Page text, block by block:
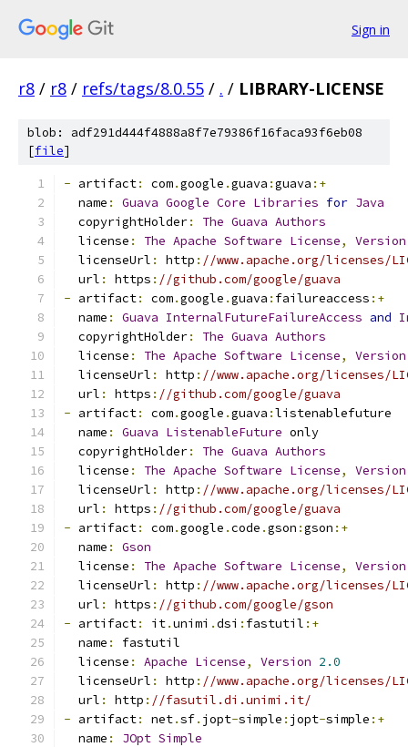
Sign in
r8 / r8 / refs/tags/8.0.55 / . / LIBRARY-LICENSE
blob: adf291d444f4888a8f7e79386f16faca93f6eb08
[file]
- artifact: com.google .guava :guava :+
  name
: Guava Google Core Libraries for Java
  copyrightHolder
: The Guava Authors
  license
: The Apache Software License,
Version
  licenseUrl
: http : //www.apache.org/licenses/
  url
: https : //github.com/google/guava
- artifact: com.google .guava : failureaccess :+
  name
: Guava InternalFutureFailureAccess and
  copyrightHolder
: The Guava Authors
  license
: The Apache Software License,
Version
  licenseUrl
: http : //www.apache.org/licenses/
  url
: https : //github.com/google/guava
- artifact: com.google .guava :listenablefuture
  name
: Guava ListenableFuture only
  copyrightHolder
: The Guava Authors
  license
: The Apache Software License,
Version
  licenseUrl
: http : //www.apache.org/licenses/
  url
: https : //github.com/google/guava
- artifact: com.google .code .gson :gson :+
  name
:
Gson
  license
: The Apache Software License,
Version
  licenseUrl
: http : //www.apache.org/licenses/
  url
: https : //github.com/google/gson
- artifact: it.unimi .dsi : fastutil :+
  name
:
fastutil
  license
: Apache License, Version 2.0
  licenseUrl
: http : //www.apache.org/licenses/
  url
: http : //fasutil.di.unimi.it/
- artifact: net.sf. jopt-simple : jopt-simple :+
  name
: JOpt Simple